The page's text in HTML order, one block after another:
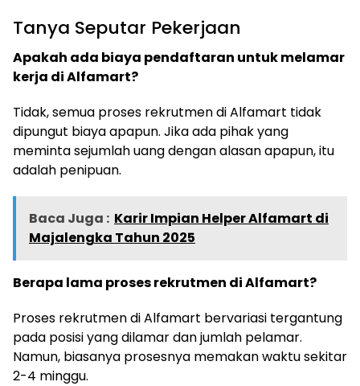
Tanya Seputar Pekerjaan
Apakah ada biaya pendaftaran untuk melamar
kerja di Alfamart?
Tidak, semua proses rekrutmen di Alfamart tidak
dipungut biaya apapun. Jika ada pihak yang
meminta sejumlah uang dengan alasan apapun, itu
adalah penipuan.
Baca Juga : Karir Impian Helper Alfamart di
Majalengka Tahun 2025
Berapa lama proses rekrutmen di Alfamart?
Proses rekrutmen di Alfamart bervariasi tergantung
pada posisi yang dilamar dan jumlah pelamar.
Namun, biasanya prosesnya memakan waktu sekitar
2-4 minggu.